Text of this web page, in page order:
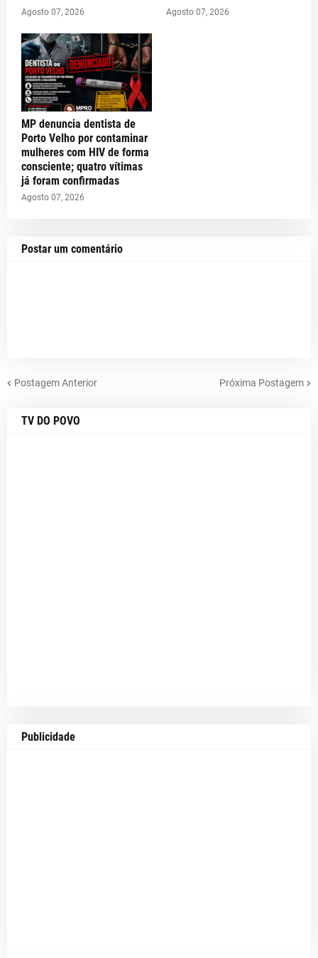
Agosto 07, 2026 Agosto 07, 2026
MP denuncia dentista de
Porto Velho por contaminar
mulheres com HIV de forma
consciente; quatro vítimas
já foram confirmadas
Agosto 07, 2026
Postar um comentário
Postagem Anterior Próxima Postagem
TV DO POVO
Publicidade